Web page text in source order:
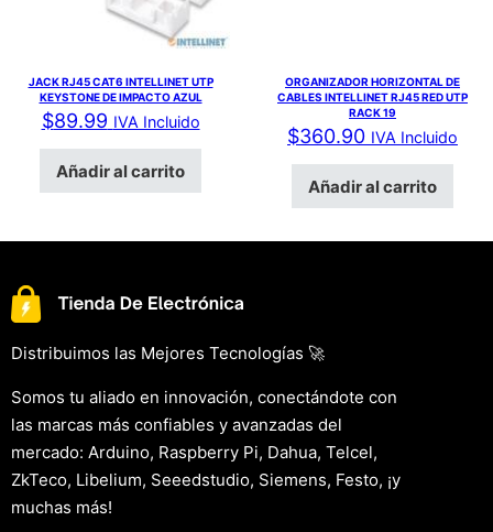
JACK RJ45 CAT6 INTELLINET UTP
KEYSTONE DE IMPACTO AZUL
$89.99 IVA Incluido
Añadir al carrito
ORGANIZADOR HORIZONTAL DE
CABLES INTELLINET RJ45 RED UTP
RACK 19
$360.90 IVA Incluido
Añadir al carrito
Distribuimos las Mejores Tecnologías 🚀
Somos tu aliado en innovación, conectándote con
las marcas más confiables y avanzadas del
mercado: Arduino, Raspberry Pi, Dahua, Telcel,
ZkTeco, Libelium, Seeedstudio, Siemens, Festo, ¡y
muchas más!